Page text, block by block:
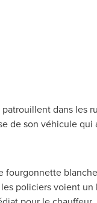
dans les
de son véhicule qui
fourgonnette
policiers voient